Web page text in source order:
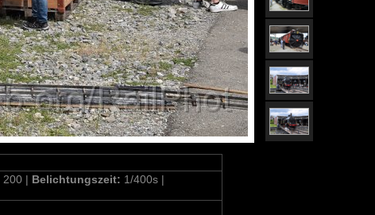
200 | Belichtungszeit: 1/400s |